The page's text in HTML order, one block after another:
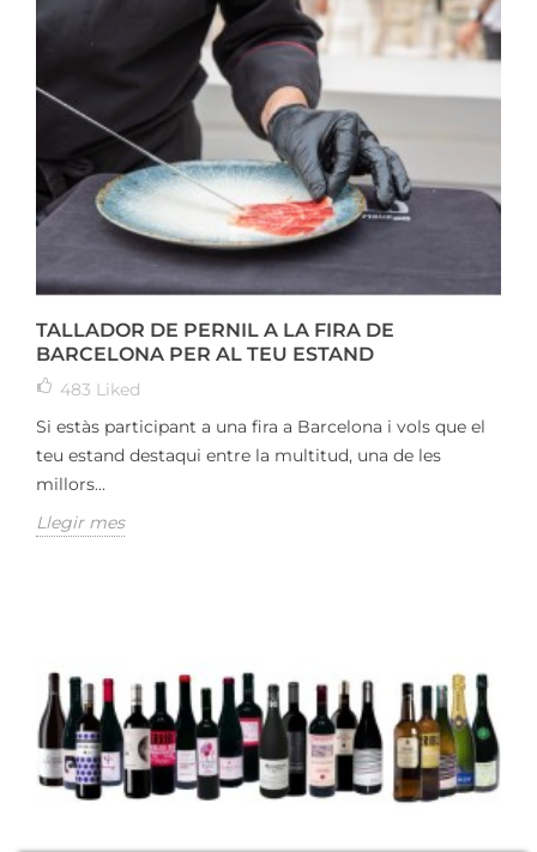
TALLADOR DE PERNIL A LA FIRA DE
BARCELONA PER AL TEU ESTAND
483 Liked
Si estàs participant a una fira a Barcelona i vols que el
teu estand destaqui entre la multitud, una de les
millors...
Llegir mes